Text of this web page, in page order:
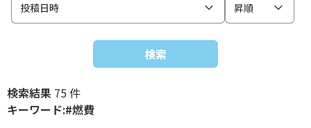
投稿日時
昇順
検索
検索結果 75 件
キーワード:#燃費